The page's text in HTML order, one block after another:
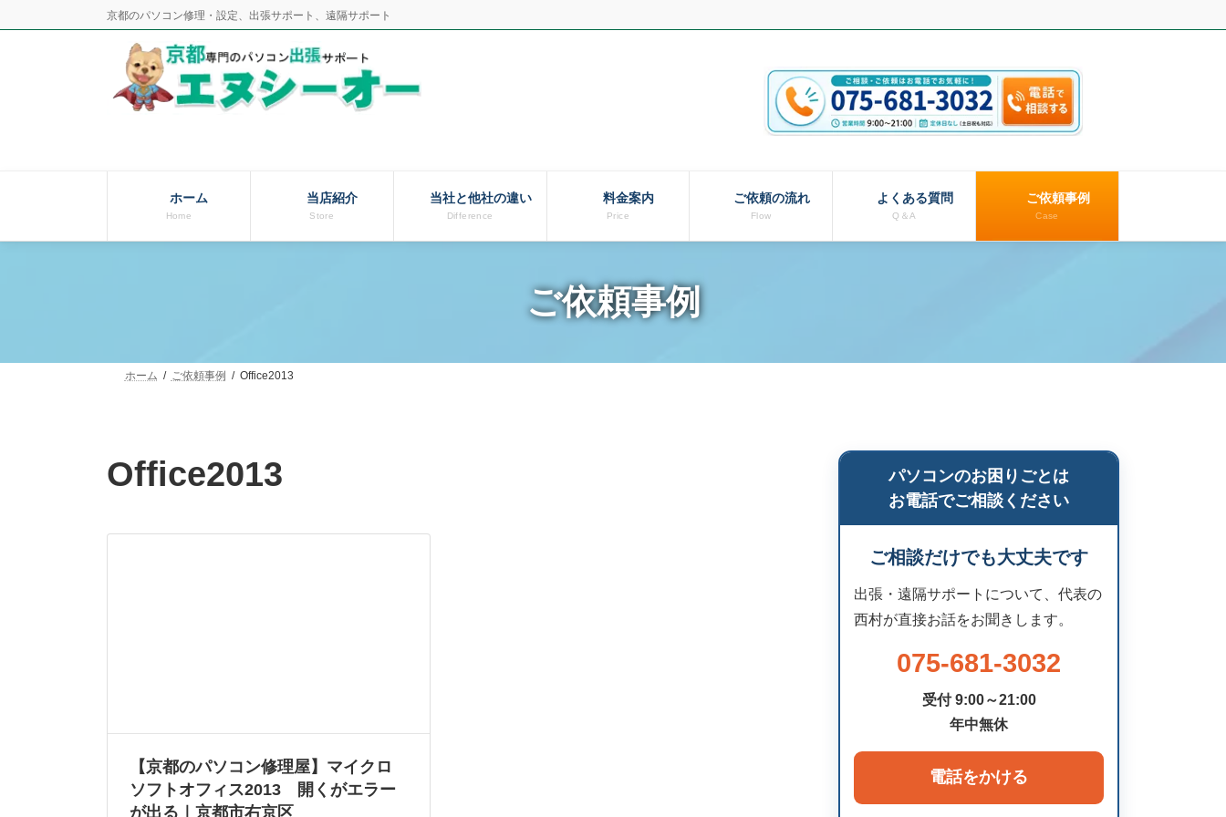
ン
ビ
京都のパソコン修理・設定、出張サポート、遠隔サポート
ホーム
Home
当店紹介
Store
当社と他社の違い
Difference
料金案内
Price
ご依頼の流れ
Flow
よくある質問
Q＆A
ご依頼事例
Case
ご依頼事例
ホーム ご依頼事例 Office2013
Office2013
【京都のパソコン修理屋】マイクロ
ソフトオフィス2013 開くがエラー
が出る｜京都市右京区
パソコンのお困りごとは
お電話でご相談ください
ご相談だけでも大丈夫です
出張・遠隔サポートについて、代表の
西村が直接お話をお聞きします。
075-681-3032
受付 9:00～21:00
年中無休
電話をかける